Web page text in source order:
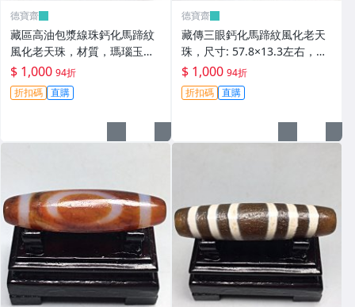
德寶齋
藏區高油包漿線珠鈣化馬蹄紋
風化老天珠，材質，瑪瑙玉
髓，尺寸：49.4×13左 天珠 瑪
瑙 硃砂【德寶齋】408
$ 1,000 94折
折扣碼 直購
德寶齋
藏傳三眼鈣化馬蹄紋風化老天
珠，尺寸: 57.8×13.3左右，材
質：瑪瑙，玉髓， 天珠 瑪瑙
硃砂【德寶齋】407
$ 1,000 94折
折扣碼 直購